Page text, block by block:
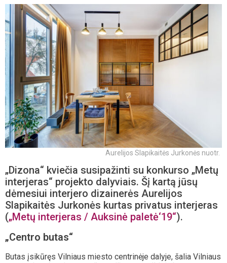
Aurelijos Slapikaitės Jurkonės nuotr.
„Dizona“ kviečia susipažinti su konkurso „Metų
interjeras“ projekto dalyviais. Šį kartą jūsų
dėmesiui interjero dizainerės Aurelijos
Slapikaitės Jurkonės kurtas privatus interjeras
(„Metų interjeras / Auksinė paletė‘19“).
„Centro butas“
Butas įsikūręs Vilniaus miesto centrinėje dalyje, šalia Vilniaus